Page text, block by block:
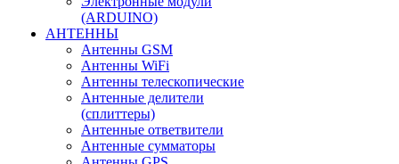
(ARDUINO)
АНТЕННЫ
Антенны GSM
Антенны WiFi
Антенны телескопические
Антенные делители
(сплиттеры)
Антенные ответвители
Антенные сумматоры